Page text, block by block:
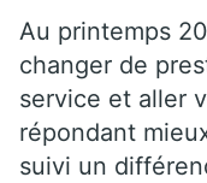
Au printemps
changer de
service et aller
répondant
suivi un